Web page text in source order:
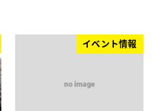
イベント情報